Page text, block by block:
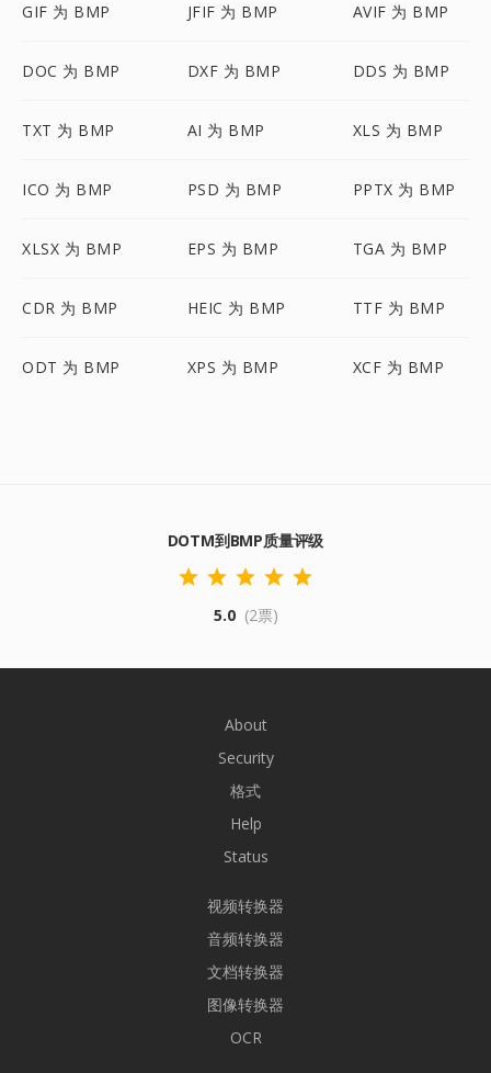
GIF 为 BMP JFIF 为 BMP AVIF 为 BMP
DOC 为 BMP DXF 为 BMP DDS 为 BMP
TXT 为 BMP AI 为 BMP XLS 为 BMP
ICO 为 BMP PSD 为 BMP PPTX 为 BMP
XLSX 为 BMP EPS 为 BMP TGA 为 BMP
CDR 为 BMP HEIC 为 BMP TTF 为 BMP
ODT 为 BMP XPS 为 BMP XCF 为 BMP
DOTM到BMP质量评级
5.0 (2票)
About
Security
格式
Help
Status
视频转换器
音频转换器
文档转换器
图像转换器
OCR